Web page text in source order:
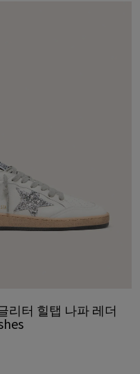
리터 힐탭 나파 레더